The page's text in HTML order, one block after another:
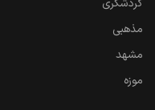
مذهبی
مشهد
موزه